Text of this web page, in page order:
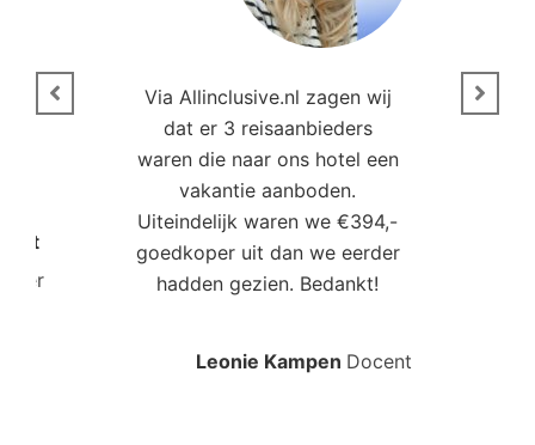
Via Allinclusive.nl zagen wij
dat er 3 reisaanbieders
waren die naar ons hotel een
vakantie aanboden.
Uiteindelijk waren we €394,-
goedkoper uit dan we eerder
hadden gezien. Bedankt!
Leonie Kampen Docent